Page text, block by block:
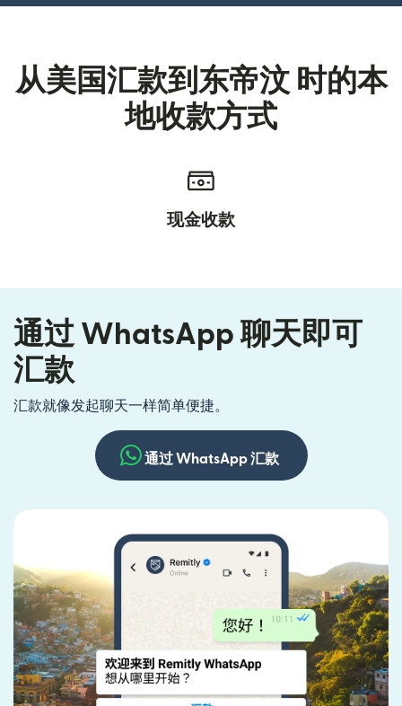
从美国汇款到东帝汶 时的本
地收款方式
现金收款
通过 WhatsApp 聊天即可
汇款
汇款就像发起聊天一样简单便捷。
通过 WhatsApp 汇款